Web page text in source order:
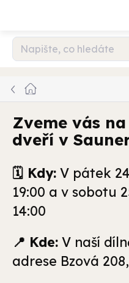
Domů
Zveme vás
dveří v
🗓️ Kdy: V pátek
19:00 a v sobotu
14:00
📍 Kde: V naší
adrese Bzová